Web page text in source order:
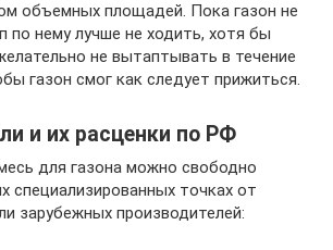
объемных площадей. Пока газон не
по нему лучше не ходить, хотя бы
не вытаптывать в течение
газон смог как следует прижиться.
и их расценки по РФ
для газона можно свободно
специализированных точках от
зарубежных производителей: